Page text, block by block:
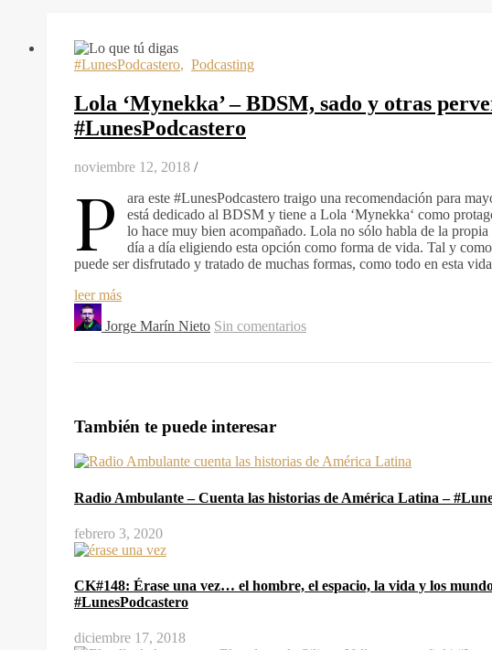
#LunesPodcastero, Podcasting
Lola ‘Mynekka’ – BDSM, sado y otras
#LunesPodcastero
noviembre 12, 2018 /
P
ara este #LunesPodcastero traigo una recomendación para
está dedicado al BDSM y tiene a Lola ‘Mynekka‘ como
lo hace muy bien acompañado. Lola no sólo habla de la
día a día eligiendo esta opción como forma de vida. Tal y
puede ser disfrutado y tratado de muchas formas, como todo en esta
leer más
Jorge Marín Nieto Sin comentarios
También te puede interesar
Radio Ambulante – Cuenta las historias de América Latina –
febrero 3, 2020
CK#148: Érase una vez… el hombre, el espacio, la vida y los
#LunesPodcastero
diciembre 17, 2018